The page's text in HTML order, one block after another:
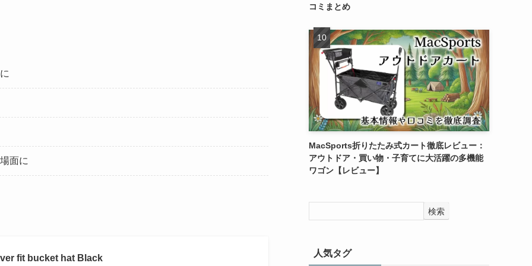
面に
fit bucket hat Black
コミまとめ
MacSports折りたたみ式カート徹底レビュー：
アウトドア・買い物・子育てに大活躍の多機能
ワゴン【レビュー】
検索
人気タグ